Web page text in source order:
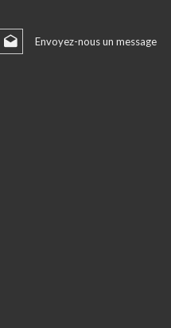
Envoyez-nous un message